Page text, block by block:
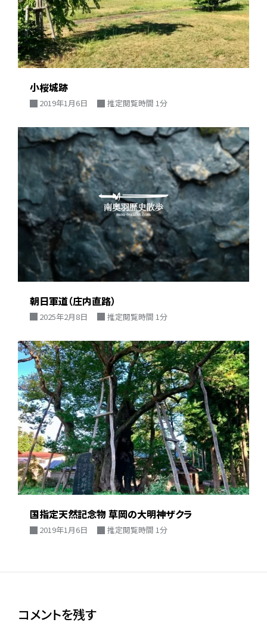
小桜城跡
2019年1月6日 推定閲覧時間 1分
朝日軍道（庄内直路）
2025年2月8日 推定閲覧時間 1分
国指定天然記念物 草岡の大明神ザクラ
2019年1月6日 推定閲覧時間 1分
コメントを残す